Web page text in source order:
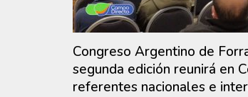
Congreso Argentino de
segunda edición reunirá en
referentes nacionales e